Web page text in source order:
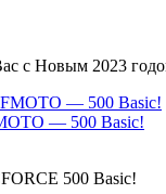
с Новым 2023
— 500 Basic!
500 Basic!